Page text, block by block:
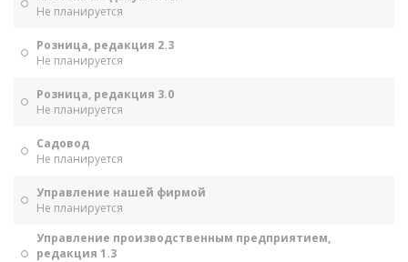
Не планируется
Розница, редакция 2.3
Не планируется
Розница, редакция 3.0
Не планируется
Садовод
Не планируется
Управление нашей фирмой
Не планируется
Управление производственным предприятием,
редакция 1.3